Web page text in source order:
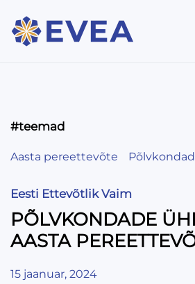
#teemad
Aasta pereettevõte
Eesti Ettevõtlik Vaim
PÕLVKONDADE
AASTA
15 jaanuar, 2024